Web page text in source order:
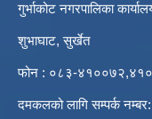
गुर्भाकोट नगरपालिका
शुभाघाट, सुर्खेत
फोन : ०८३-
दमकलको लागि सम्पर्क